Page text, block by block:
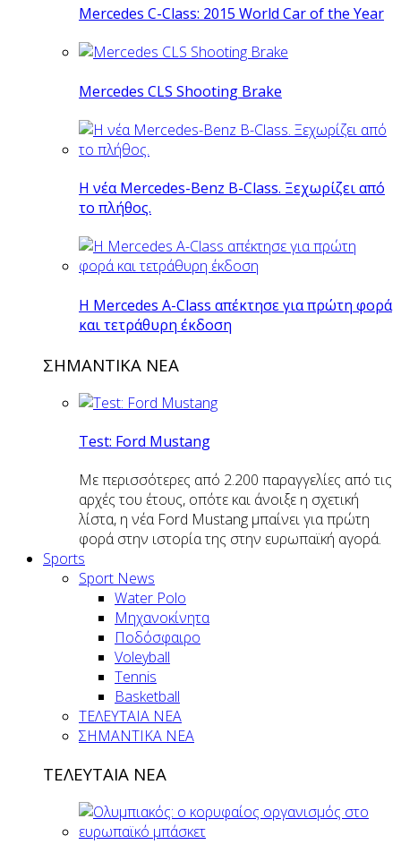
Mercedes C-Class: 2015 World Car of the Year
Mercedes CLS Shooting Brake
Η νέα Mercedes-Benz B-Class. Ξεχωρίζει από
το πλήθος.
H Mercedes Α-Class απέκτησε για πρώτη φορά
και τετράθυρη έκδοση
ΣΗΜΑΝΤΙΚΑ ΝΕΑ
Test: Ford Mustang
Με περισσότερες από 2.200 παραγγελίες από τις
αρχές του έτους, οπότε και άνοιξε η σχετική
λίστα, η νέα Ford Mustang μπαίνει για πρώτη
φορά στην ιστορία της στην ευρωπαϊκή αγορά.
Sports
Sport News
Water Polo
Μηχανοκίνητα
Ποδόσφαιρο
Voleyball
Tennis
Basketball
ΤΕΛΕΥΤΑΙΑ ΝΕΑ
ΣΗΜΑΝΤΙΚΑ ΝΕΑ
ΤΕΛΕΥΤΑΙΑ ΝΕΑ